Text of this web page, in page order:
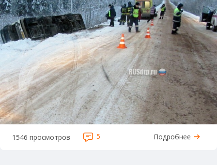
1546 просмотров 5 Подробнее